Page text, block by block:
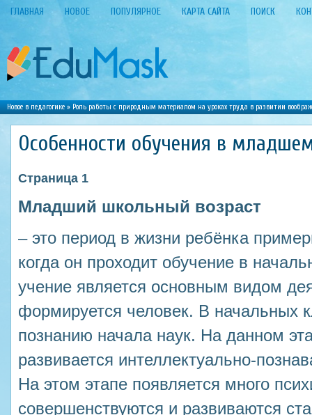
ГЛАВНАЯ НОВОЕ ПОПУЛЯРНОЕ КАРТА САЙТА ПОИСК
Новое в педагогике»Роль работы с природным материалом на уроках труда в развитии
Особенности обучения в
Страница 1
Младший школьный возраст
– это период в жизни ребёнка
когда он проходит обучение в
учение является основным видом
формируется человек. В начальных
познанию начала наук. На данном
развивается интеллектуально-
На этом этапе появляется много
совершенствуются и развиваются